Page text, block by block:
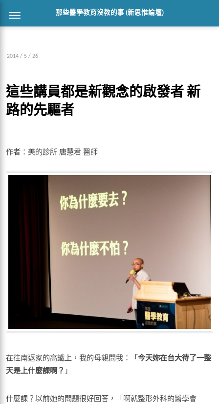
那些醫學教育沒教的事 (新思惟論壇)
2014 / 5 / 26
這些講員都是新觀念的啟發者 新
路的先驅者
作者：美的診所 唐慧君 醫師
在往南返家的高鐵上，我的母親問我：「今天妳在台大待了一整
天是上什麼課啊？ 」
什麼課？以前她的問題很好回答，「啊就整形外科的醫學會